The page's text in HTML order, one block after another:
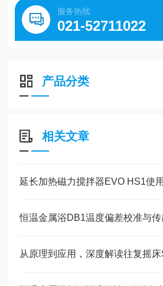
服务热线
021-52711022
产品分类
相关文章
从原理到应用，深度解读往复摇